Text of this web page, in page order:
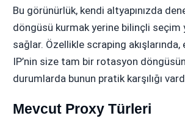
Bu görünürlük, kendi altyapınızda
döngüsü kurmak yerine bilinçli seçim
sağlar. Özellikle scraping
IP’nin size tam bir rotasyon
durumlarda bunun pratik karşılığı
Mevcut Proxy Türleri